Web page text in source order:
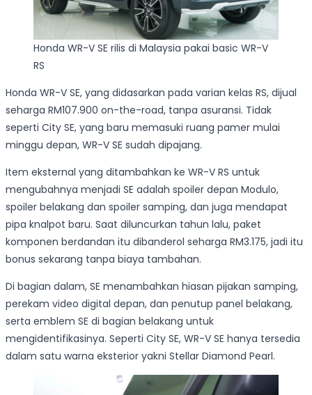
Honda WR-V SE rilis di Malaysia pakai basic WR-V
RS
Honda WR-V SE, yang didasarkan pada varian kelas RS, dijual
seharga RM107.900 on-the-road, tanpa asuransi. Tidak
seperti City SE, yang baru memasuki ruang pamer mulai
minggu depan, WR-V SE sudah dipajang.
Item eksternal yang ditambahkan ke WR-V RS untuk
mengubahnya menjadi SE adalah spoiler depan Modulo,
spoiler belakang dan spoiler samping, dan juga mendapat
pipa knalpot baru. Saat diluncurkan tahun lalu, paket
komponen berdandan itu dibanderol seharga RM3.175, jadi itu
bonus sekarang tanpa biaya tambahan.
Di bagian dalam, SE menambahkan hiasan pijakan samping,
perekam video digital depan, dan penutup panel belakang,
serta emblem SE di bagian belakang untuk
mengidentifikasinya. Seperti City SE, WR-V SE hanya tersedia
dalam satu warna eksterior yakni Stellar Diamond Pearl.